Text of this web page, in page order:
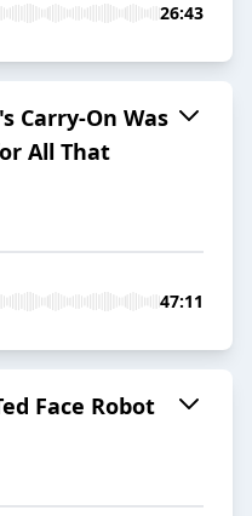
26:43
Carry-On Was
All That
47:11
Face Robot